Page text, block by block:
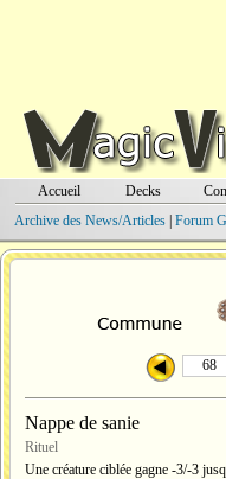
Accueil Decks
Archive des News/Articles| Forum
Nappe de sanie
Rituel
Une créature ciblée gagne -3/-3